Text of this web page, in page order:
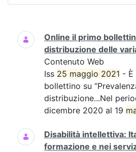
Ricerca
Online il primo
distribuzione delle
Contenuto Web
Iss 25 maggio 2021 - È
bollettino su
distribuzione...Nel
dicembre 2020 al 19
Disabilità intellettiva:
formazione e nei